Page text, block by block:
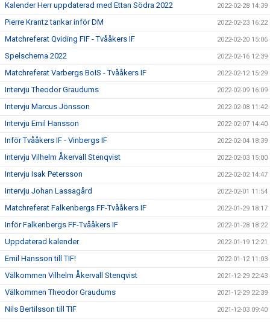
Kalender Herr uppdaterad med Ettan Södra 2022 2022-02-28 14:39
Pierre Krantz tankar inför DM 2022-02-23 16:22
Matchreferat Qviding FIF - Tvååkers IF 2022-02-20 15:06
Spelschema 2022 2022-02-16 12:39
Matchreferat Varbergs BoIS - Tvååkers IF 2022-02-12 15:29
Intervju Theodor Graudums 2022-02-09 16:09
Intervju Marcus Jönsson 2022-02-08 11:42
Intervju Emil Hansson 2022-02-07 14:40
Inför Tvååkers IF - Vinbergs IF 2022-02-04 18:39
Intervju Vilhelm Åkervall Stenqvist 2022-02-03 15:00
Intervju Isak Petersson 2022-02-02 14:47
Intervju Johan Lassagård 2022-02-01 11:54
Matchreferat Falkenbergs FF-Tvååkers IF 2022-01-29 18:17
Inför Falkenbergs FF-Tvååkers IF 2022-01-28 18:22
Uppdaterad kalender 2022-01-19 12:21
Emil Hansson till TIF! 2022-01-12 11:03
Välkommen Vilhelm Åkervall Stenqvist 2021-12-29 22:43
Välkommen Theodor Graudums 2021-12-29 22:39
Nils Bertilsson till TIF 2021-12-03 09:40